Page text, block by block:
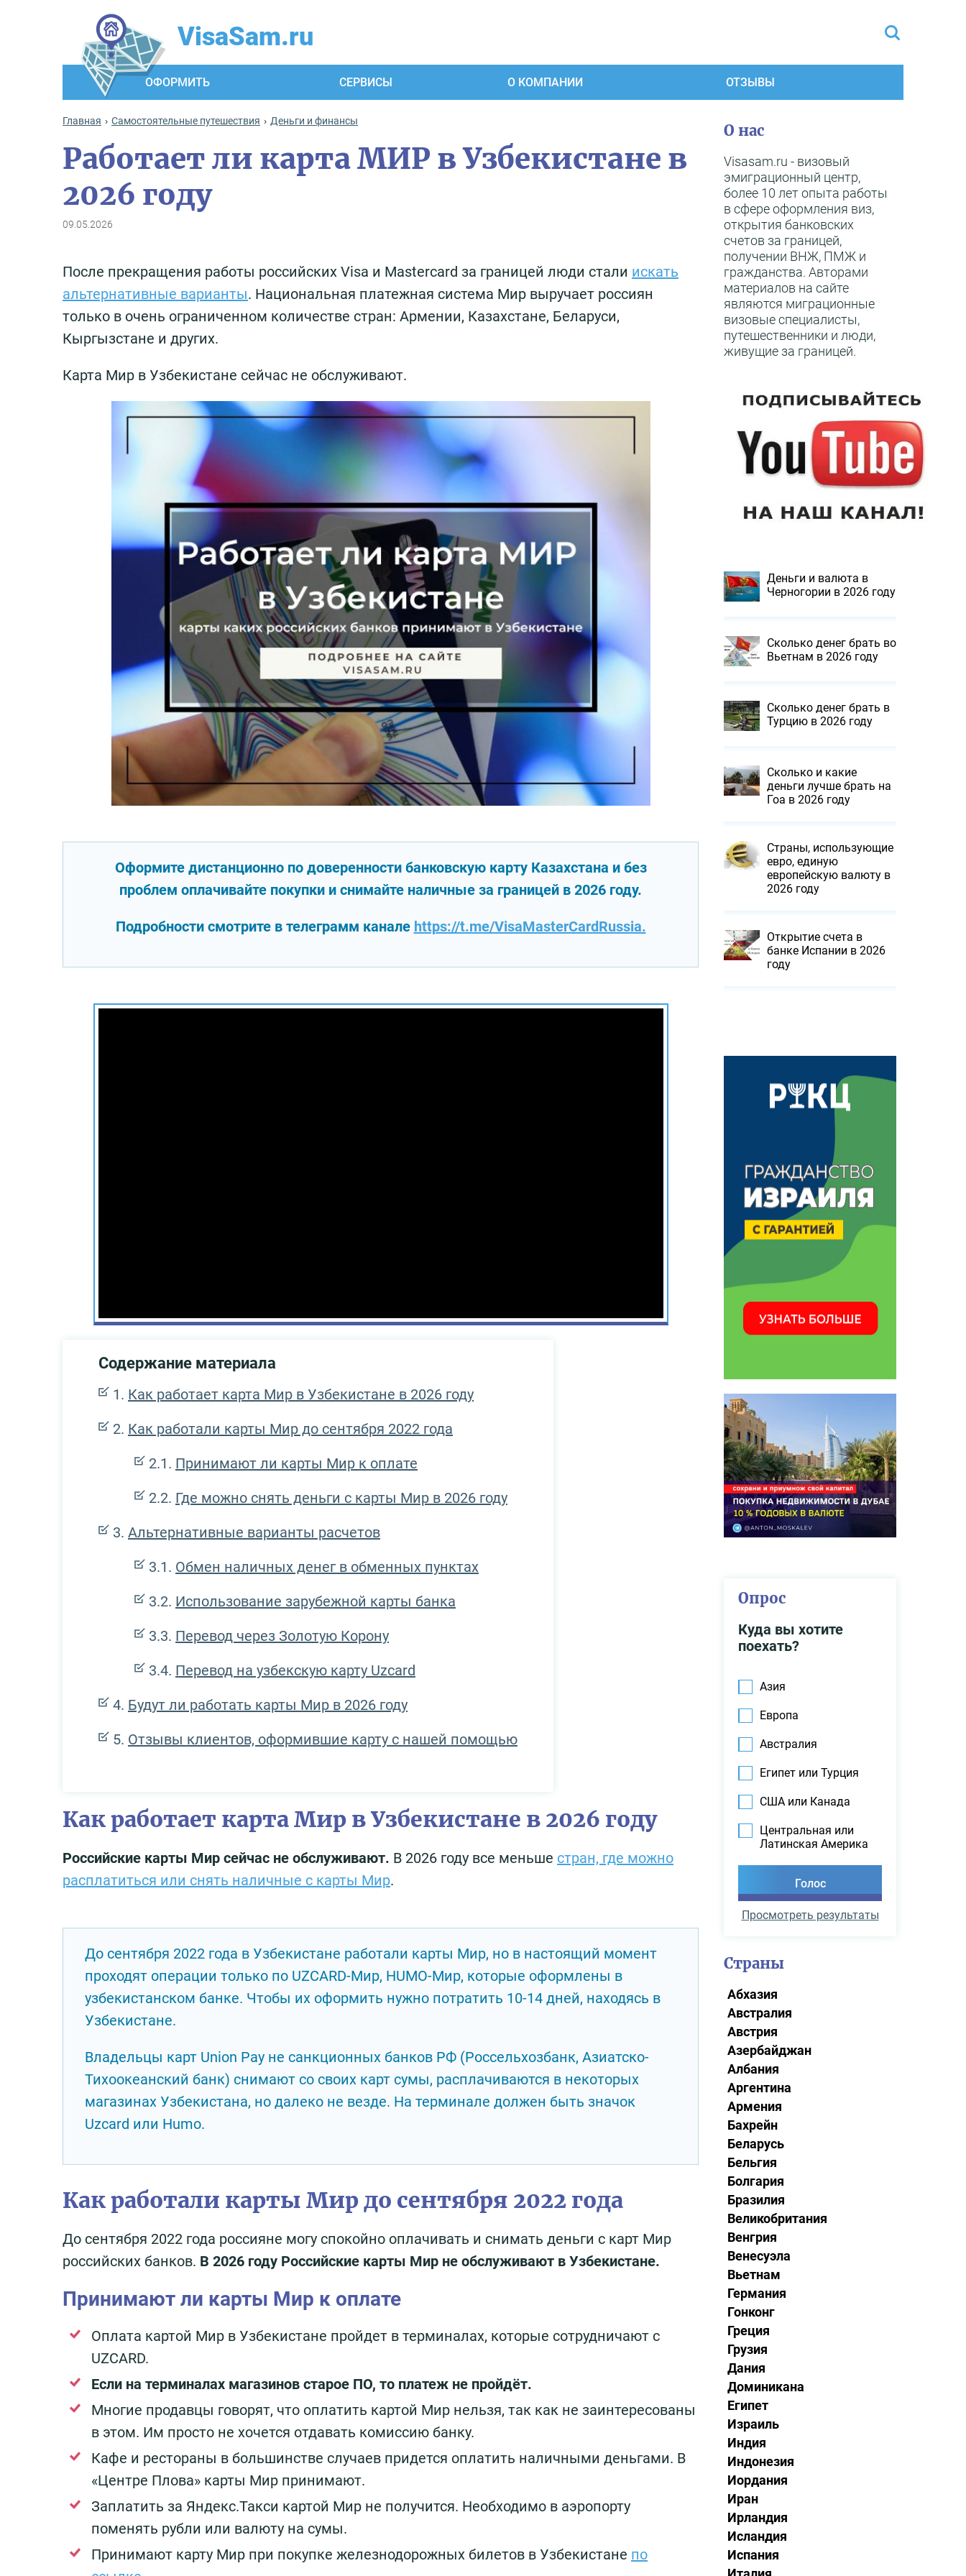
VisaSam.ru
ОФОРМИТЬ СЕРВИСЫ О КОМПАНИИ ОТЗЫВЫ
Главная Самостоятельные путешествия Деньги и финансы
Работает ли карта МИР в Узбекистане в
2026 году
09.05.2026
После прекращения работы российских Visa и Mastercard за границей люди стали искать
альтернативные варианты. Национальная платежная система Мир выручает россиян
только в очень ограниченном количестве стран: Армении, Казахстане, Беларуси,
Кыргызстане и других.
Карта Мир в Узбекистане сейчас не обслуживают.
Оформите дистанционно по доверенности банковскую карту Казахстана и без
проблем оплачивайте покупки и снимайте наличные за границей в 2026 году.
Подробности смотрите в телеграмм канале https://t.me/VisaMasterCardRussia.
Содержание материала
Как работает карта Мир в Узбекистане в 2026 году
Как работали карты Мир до сентября 2022 года
Принимают ли карты Мир к оплате
Где можно снять деньги с карты Мир в 2026 году
Альтернативные варианты расчетов
Обмен наличных денег в обменных пунктах
Использование зарубежной карты банка
Перевод через Золотую Корону
Перевод на узбекскую карту Uzcard
Будут ли работать карты Мир в 2026 году
Отзывы клиентов, оформившие карту с нашей помощью
Как работает карта Мир в Узбекистане в 2026 году
Российские карты Мир сейчас не обслуживают. В 2026 году все меньше стран, где можно
расплатиться или снять наличные с карты Мир.
До сентября 2022 года в Узбекистане работали карты Мир, но в настоящий момент
проходят операции только по UZCARD-Мир, HUMO-Мир, которые оформлены в
узбекистанском банке. Чтобы их оформить нужно потратить 10-14 дней, находясь в
Узбекистане.
Владельцы карт Union Pay не санкционных банков РФ (Россельхозбанк, Азиатско-
Тихоокеанский банк) снимают со своих карт сумы, расплачиваются в некоторых
магазинах Узбекистана, но далеко не везде. На терминале должен быть значок
Uzcard или Humo.
Как работали карты Мир до сентября 2022 года
До сентября 2022 года россияне могу спокойно оплачивать и снимать деньги с карт Мир
российских банков. В 2026 году Российские карты Мир не обслуживают в Узбекистане.
Принимают ли карты Мир к оплате
Оплата картой Мир в Узбекистане пройдет в терминалах, которые сотрудничают с
UZCARD.
Если на терминалах магазинов старое ПО, то платеж не пройдёт.
Многие продавцы говорят, что оплатить картой Мир нельзя, так как не заинтересованы
в этом. Им просто не хочется отдавать комиссию банку.
Кафе и рестораны в большинстве случаев придется оплатить наличными деньгами. В
«Центре Плова» карты Мир принимают.
Заплатить за Яндекс.Такси картой Мир не получится. Необходимо в аэропорту
поменять рубли или валюту на сумы.
Принимают карту Мир при покупке железнодорожных билетов в Узбекистане по
О нас
Visasam.ru - визовый
эмиграционный центр,
более 10 лет опыта работы
в сфере оформления виз,
открытия банковских
счетов за границей,
получении ВНЖ, ПМЖ и
гражданства. Авторами
материалов на сайте
являются миграционные
визовые специалисты,
путешественники и люди,
живущие за границей.
Деньги и валюта в
Черногории в 2026 году
Сколько денег брать во
Вьетнам в 2026 году
Сколько денег брать в
Турцию в 2026 году
Сколько и какие
деньги лучше брать на
Гоа в 2026 году
Страны, использующие
евро, единую
европейскую валюту в
2026 году
Открытие счета в
банке Испании в 2026
году
Опрос
Куда вы хотите
поехать?
Азия
Европа
Австралия
Египет или Турция
США или Канада
Центральная или
Латинская Америка
Просмотреть результаты
Страны
Абхазия
Австралия
Австрия
Азербайджан
Албания
Аргентина
Армения
Бахрейн
Беларусь
Бельгия
Болгария
Бразилия
Великобритания
Венгрия
Венесуэла
Вьетнам
Германия
Гонконг
Греция
Грузия
Дания
Доминикана
Египет
Израиль
Индия
Индонезия
Иордания
Иран
Ирландия
Исландия
Испания